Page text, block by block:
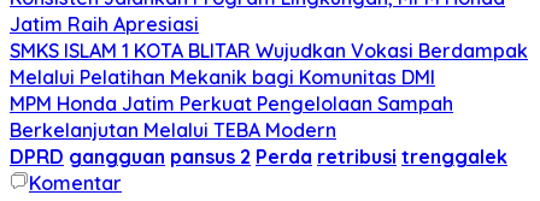
Jatim Raih Apresiasi
SMKS ISLAM 1 KOTA BLITAR Wujudkan Vokasi Berdampak
Melalui Pelatihan Mekanik bagi Komunitas DMI
MPM Honda Jatim Perkuat Pengelolaan Sampah
Berkelanjutan Melalui TEBA Modern
DPRD gangguan pansus 2 Perda retribusi trenggalek
Komentar